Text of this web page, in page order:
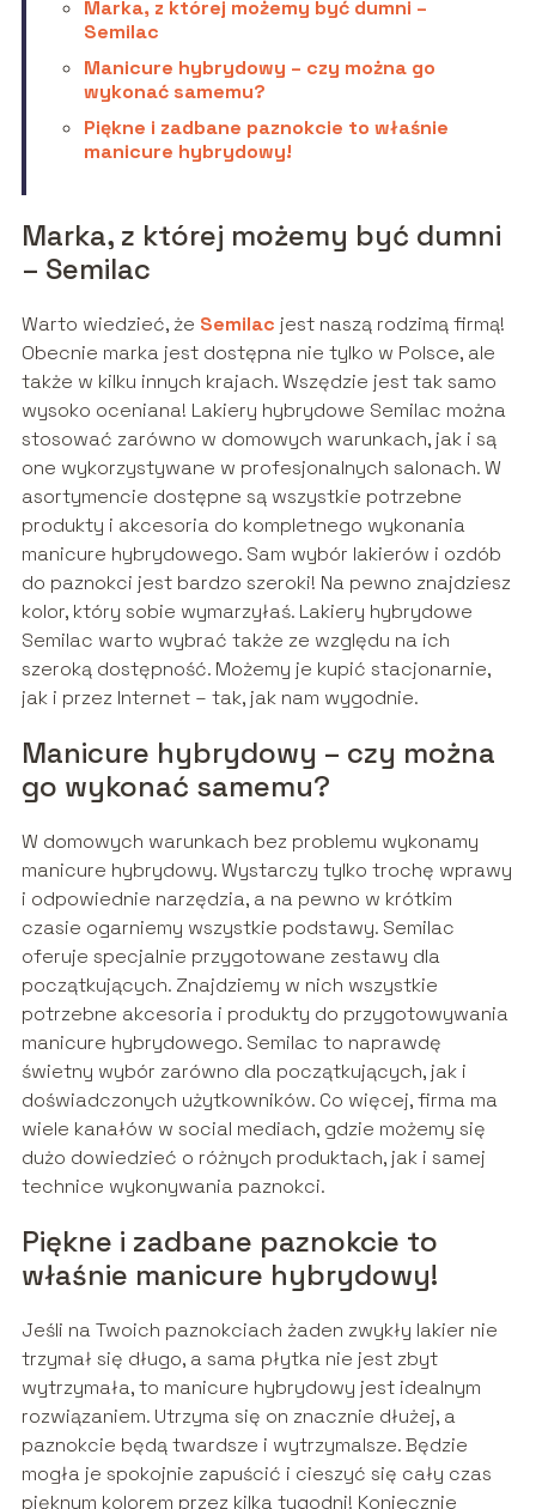
Marka, z której możemy być dumni –
Semilac
Manicure hybrydowy – czy można go
wykonać samemu?
Piękne i zadbane paznokcie to właśnie
manicure hybrydowy!
Marka, z której możemy być dumni
– Semilac
Warto wiedzieć, że Semilac jest naszą rodzimą firmą!
Obecnie marka jest dostępna nie tylko w Polsce, ale
także w kilku innych krajach. Wszędzie jest tak samo
wysoko oceniana! Lakiery hybrydowe Semilac można
stosować zarówno w domowych warunkach, jak i są
one wykorzystywane w profesjonalnych salonach. W
asortymencie dostępne są wszystkie potrzebne
produkty i akcesoria do kompletnego wykonania
manicure hybrydowego. Sam wybór lakierów i ozdób
do paznokci jest bardzo szeroki! Na pewno znajdziesz
kolor, który sobie wymarzyłaś. Lakiery hybrydowe
Semilac warto wybrać także ze względu na ich
szeroką dostępność. Możemy je kupić stacjonarnie,
jak i przez Internet – tak, jak nam wygodnie.
Manicure hybrydowy – czy można
go wykonać samemu?
W domowych warunkach bez problemu wykonamy
manicure hybrydowy. Wystarczy tylko trochę wprawy
i odpowiednie narzędzia, a na pewno w krótkim
czasie ogarniemy wszystkie podstawy. Semilac
oferuje specjalnie przygotowane zestawy dla
początkujących. Znajdziemy w nich wszystkie
potrzebne akcesoria i produkty do przygotowywania
manicure hybrydowego. Semilac to naprawdę
świetny wybór zarówno dla początkujących, jak i
doświadczonych użytkowników. Co więcej, firma ma
wiele kanałów w social mediach, gdzie możemy się
dużo dowiedzieć o różnych produktach, jak i samej
technice wykonywania paznokci.
Piękne i zadbane paznokcie to
właśnie manicure hybrydowy!
Jeśli na Twoich paznokciach żaden zwykły lakier nie
trzymał się długo, a sama płytka nie jest zbyt
wytrzymała, to manicure hybrydowy jest idealnym
rozwiązaniem. Utrzyma się on znacznie dłużej, a
paznokcie będą twardsze i wytrzymalsze. Będzie
mogła je spokojnie zapuścić i cieszyć się cały czas
pięknym kolorem przez kilka tygodni! Koniecznie